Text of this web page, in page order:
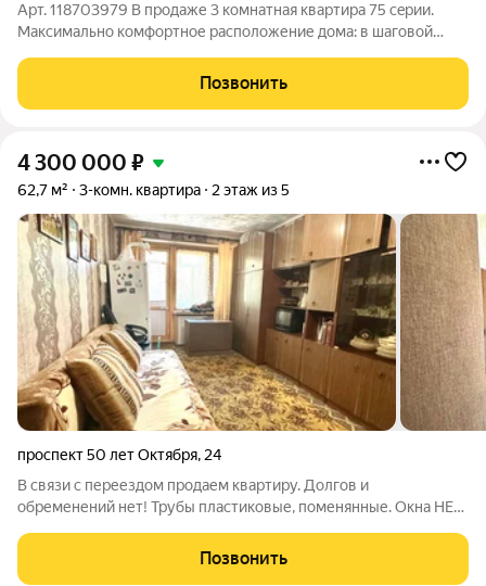
Арт. 118703979 В продаже 3 комнатная квартира 75 сeрии.
Максимально комфортное расположение дома: в шаговой
поликлинники, торговые центры. Во всей квартире и на
лоджии установлены пластиковые
Позвонить
4 300 000 ₽
62,7 м² 3-комн. квартира 2 этаж из 5
проспект 50 лет Октября, 24
В связи с переездом продаем квартиру. Долгов и
обременений нет! Трубы пластиковые, поменянные. Окна НЕ
у дома. Рядом торговый центр, лес! Собственник. Без торга!
Риэлторам, просьба не
Позвонить